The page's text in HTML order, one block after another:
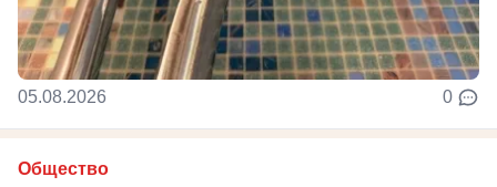
05.08.2026 0
Общество